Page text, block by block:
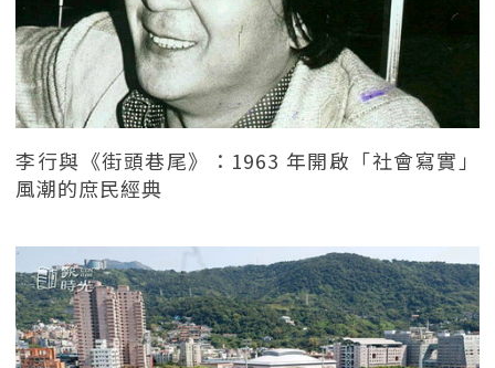
李行與《街頭巷尾》：1963 年開啟「社會寫實」
風潮的庶民經典